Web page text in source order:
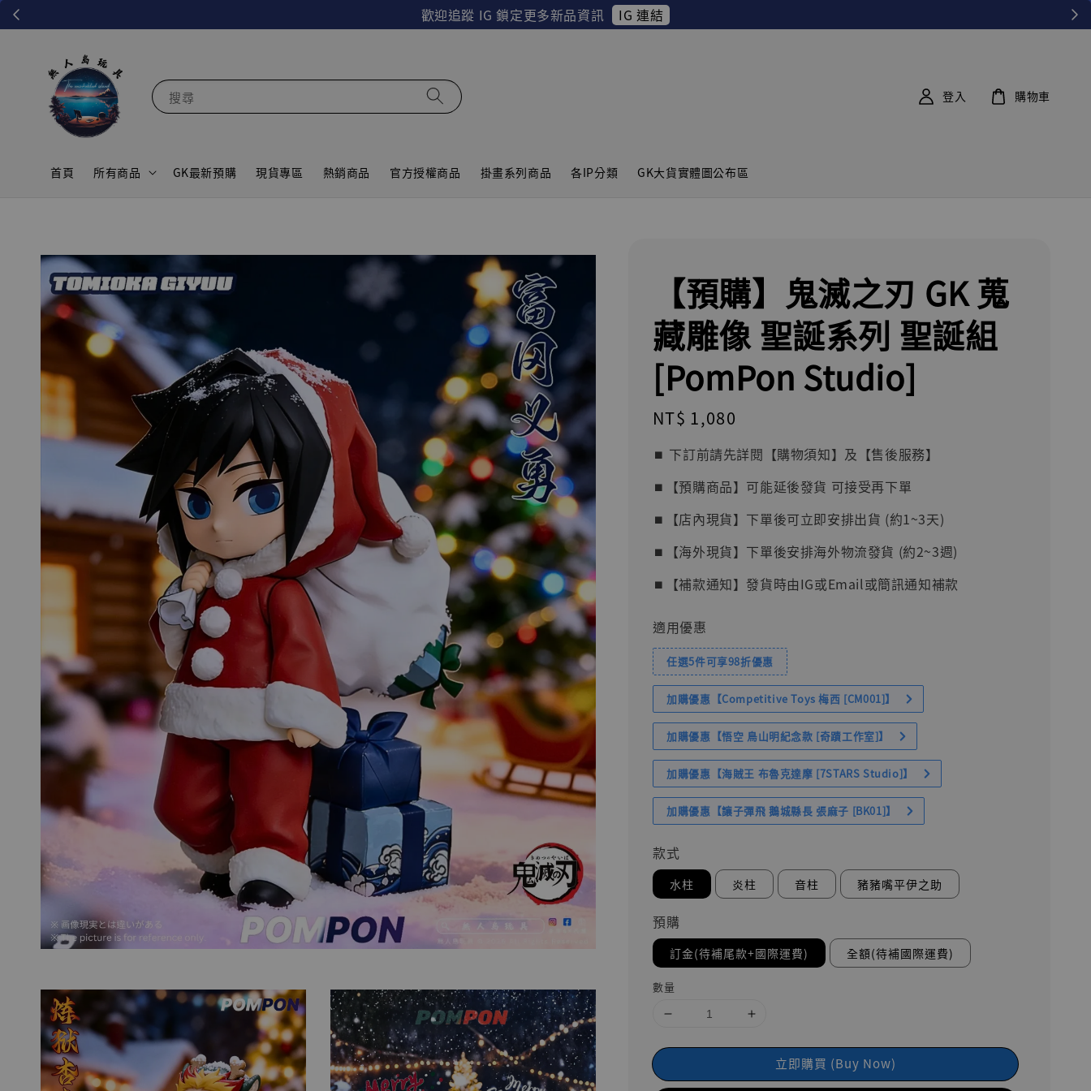
歡迎追蹤 IG 鎖定更多新品資訊 IG 連結
搜尋
首頁 所有商品 GK最新預購 現貨專區 熱銷商品 官方授權商品 掛畫系列商品 各IP分類 GK大貨實體圖公布區
登入 購物車
【預購】鬼滅之刃 GK 蒐
藏雕像 聖誕系列 聖誕組
[PomPon Studio]
Regular
price
NT$ 1,080
⏹︎ 下訂前請先詳閱【購物須知】及【售後服務】
⏹︎【預購商品】可能延後發貨 可接受再下單
⏹︎【店內現貨】下單後可立即安排出貨 (約1~3天)
⏹︎【海外現貨】下單後安排海外物流發貨 (約2~3週)
⏹︎【補款通知】發貨時由IG或Email或簡訊通知補款
適用優惠
任選5件可享98折優惠
加購優惠【Competitive Toys 梅西 [CM001]】
加購優惠【悟空 鳥山明紀念款 [奇蹟工作室]】
加購優惠【海賊王 布魯克達摩 [7STARS Studio]】
加購優惠【讓子彈飛 鵝城縣長 張麻子 [BK01]】
款式
水柱 炎柱 音柱 豬豬嘴平伊之助
預購
訂金(待補尾款+國際運費) 全額(待補國際運費)
數量
立即購買 (Buy Now)